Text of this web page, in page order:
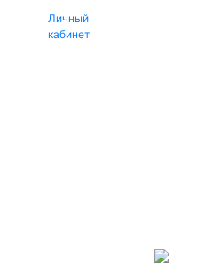
Личный
кабинет